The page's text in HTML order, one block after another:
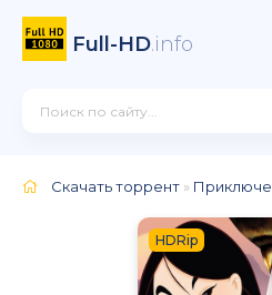
Full-HD.info
Скачать торрент »
HDRip